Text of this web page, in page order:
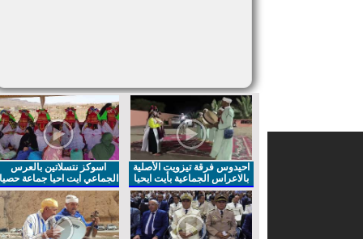
احيدوس فرقة تيزويت الأصلية
بالاعراس الجماعية بأيت ايحيا
اسوكز نتسلاتين بالعرس
الجماعي ايت احيا جماعة حصيا